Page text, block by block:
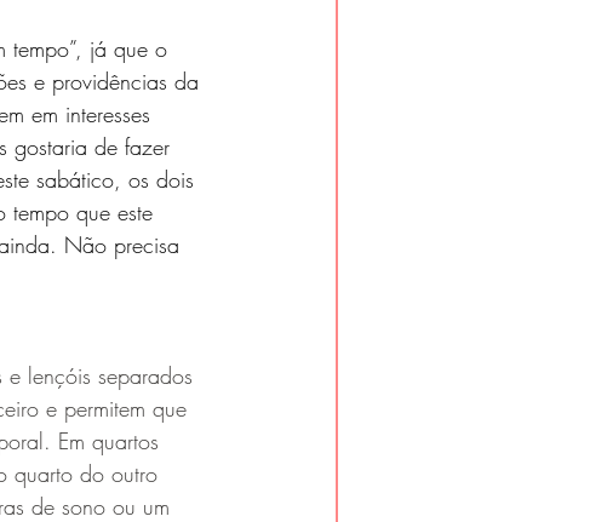
tempo”, já que o
e providências da
em interesses
gostaria de fazer
sabático, os dois
tempo que este
Não precisa
e lençóis separados
e permitem que
Em quartos
quarto do outro
de sono ou um